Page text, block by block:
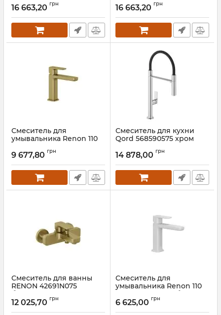
16 663,20 грн
Артикул:50803N175
16 663,20 грн
Смеситель для
умывальника Renon 110
брашенное Kludi
Артикул:42282N075
9 677,80 грн
Смеситель для кухни
Qord 568590575 хром
Артикул:568590575
14 878,00 грн
Смеситель для ванны
RENON 42691N075
брошенное золото Kludi
Артикул:42691N075
12 025,70 грн
Смеситель для
умывальника Renon 110
DN 15 422895375 белый
matt Kludi
Артикул:422825375
6 625,00 грн